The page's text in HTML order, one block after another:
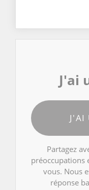
J'ai
J'AI
Partagez
préoccupations
vous. Nous
réponse